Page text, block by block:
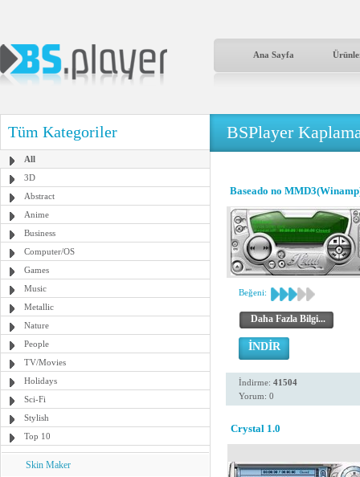
Ana Sayfa
Tüm Kategoriler
All
3D
Abstract
Anime
Business
Computer/OS
Games
Music
Metallic
Nature
People
TV/Movies
Holidays
Sci-Fi
Stylish
Top 10
Skin Maker
BSPlayer
Baseado no
Beğeni:
Daha Fazla Bilgi...
İNDİR
İndirme: 41504
Yorum: 0
Crystal 1.0